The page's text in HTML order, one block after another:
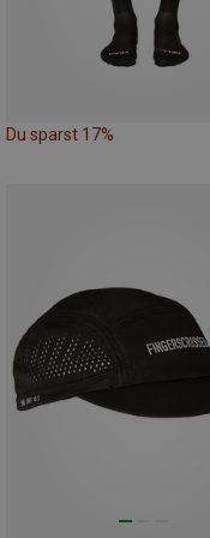
Du sparst 17%